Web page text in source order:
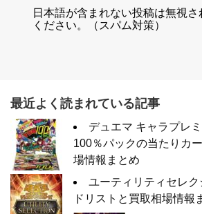
日本語が含まれない投稿は無視
ください。（スパム対策）
最近よく読まれている記事
デュエマ キャラプレ
100％パックの当たりカ
場情報まとめ
ユーティリティセレ
ドリストと買取相場情報